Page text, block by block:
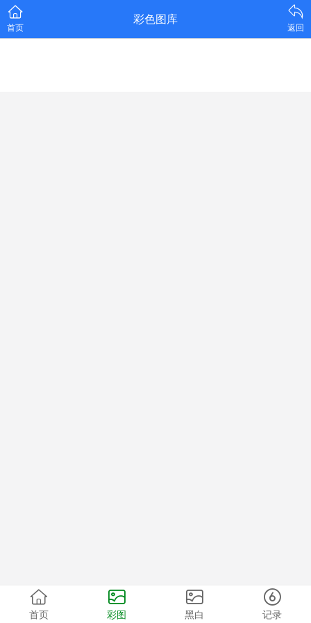
首页
彩色图库
返回
首页 彩图 黑白 记录